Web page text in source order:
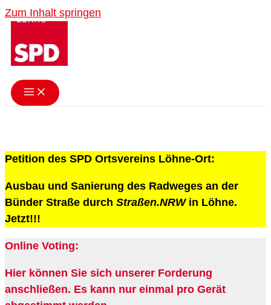
Zum Inhalt springen
Petition des SPD Ortsvereins Löhne-Ort:
Ausbau und Sanierung des Radweges an der
Bünder Straße durch Straßen.NRWin Löhne.
Jetzt!!!
Online Voting:
Hier können Sie sich unserer Forderung
anschließen. Es kann nur einmal pro Gerät